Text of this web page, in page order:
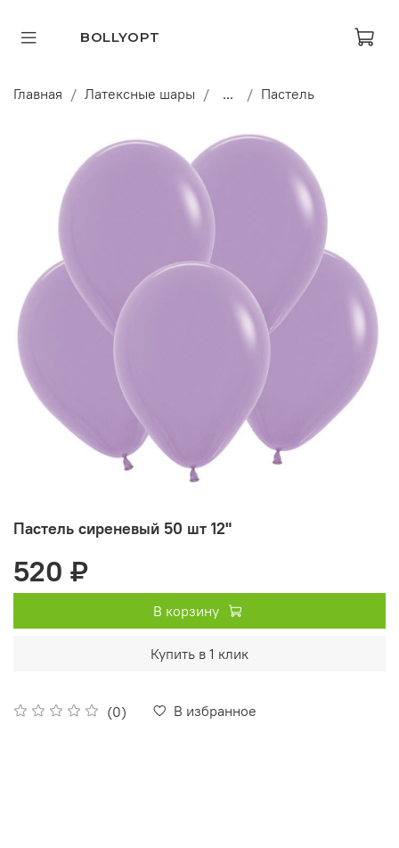
BOLLYOPT
Главная Латексные шары ... Пастель
Пастель сиреневый 50 шт 12"
(0) В избранное
520 ₽
В корзину
Купить в 1 клик